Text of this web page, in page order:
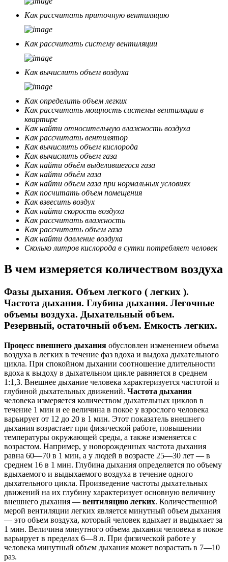
Как рассчитать приточную вентиляцию
Как рассчитать систему вентиляции
Как вычислить объем воздуха
Как определить объем легких
Как рассчитать мощность системы вентиляции в
квартире
Как найти относительную влажность воздуха
Как рассчитать вентилятор
Как вычислить объем кислорода
Как вычислить объем газа
Как найти объём выделившегося газа
Как найти объём газа
Как найти объем газа при нормальных условиях
Как посчитать объем помещения
Как взвесить воздух
Как найти скорость воздуха
Как рассчитать влажность
Как рассчитать объем газа
Как найти давление воздуха
Сколько литров кислорода в сутки потребляет человек
В чем измеряется количеством воздуха
Фазы дыхания. Объем легкого ( легких ).
Частота дыхания. Глубина дыхания. Легочные
объемы воздуха. Дыхательный объем.
Резервный, остаточный объем. Емкость легких.
Процесс внешнего дыхания обусловлен изменением объема
воздуха в легких в течение фаз вдоха и выдоха дыхательного
цикла. При спокойном дыхании соотношение длительности
вдоха к выдоху в дыхательном цикле равняется в среднем
1:1,3. Внешнее дыхание человека характеризуется частотой и
глубиной дыхательных движений. Частота дыхания
человека измеряется количеством дыхательных циклов в
течение 1 мин и ее величина в покое у взрослого человека
варьирует от 12 до 20 в 1 мин. Этот показатель внешнего
дыхания возрастает при физической работе, повышении
температуры окружающей среды, а также изменяется с
возрастом. Например, у новорожденных частота дыхания
равна 60—70 в 1 мин, а у людей в возрасте 25—30 лет — в
среднем 16 в 1 мин. Глубина дыхания определяется по объему
вдыхаемого и выдыхаемого воздуха в течение одного
дыхательного цикла. Произведение частоты дыхательных
движений на их глубину характеризует основную величину
внешнего дыхания — вентиляцию легких. Количественной
мерой вентиляции легких является минутный объем дыхания
— это объем воздуха, который человек вдыхает и выдыхает за
1 мин. Величина минутного объема дыхания человека в покое
варьирует в пределах 6—8 л. При физической работе у
человека минутный объем дыхания может возрастать в 7—10
раз.